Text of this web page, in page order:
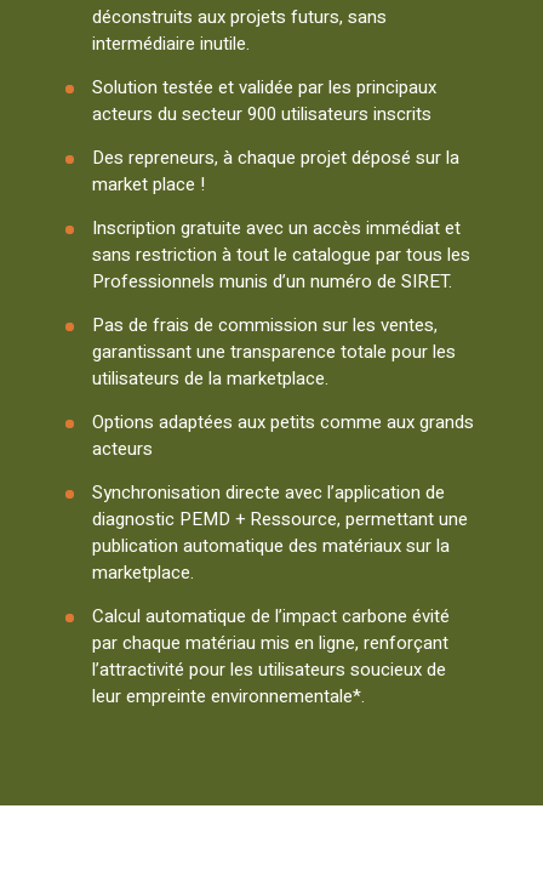
déconstruits aux projets futurs, sans
intermédiaire inutile.
Solution testée et validée par les principaux
acteurs du secteur 900 utilisateurs inscrits
Des repreneurs, à chaque projet déposé sur la
market place !
Inscription gratuite avec un accès immédiat et
sans restriction à tout le catalogue par tous les
Professionnels munis d’un numéro de SIRET.
Pas de frais de commission sur les ventes,
garantissant une transparence totale pour les
utilisateurs de la marketplace.
Options adaptées aux petits comme aux grands
acteurs
Synchronisation directe avec l’application de
diagnostic PEMD + Ressource, permettant une
publication automatique des matériaux sur la
marketplace.
Calcul automatique de l’impact carbone évité
par chaque matériau mis en ligne, renforçant
l’attractivité pour les utilisateurs soucieux de
leur empreinte environnementale*.